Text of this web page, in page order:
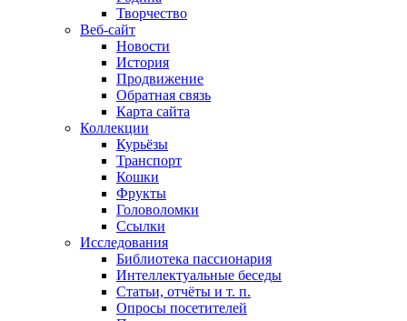
Творчество
Веб-сайт
Новости
История
Продвижение
Обратная связь
Карта сайта
Коллекции
Курьёзы
Транспорт
Кошки
Фрукты
Головоломки
Ссылки
Исследования
Библиотека пассионария
Интеллектуальные беседы
Статьи, отчёты и т. п.
Опросы посетителей